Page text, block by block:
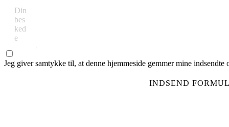
Jeg giver samtykke til, at denne hjemmeside gemmer mine
INDSEND